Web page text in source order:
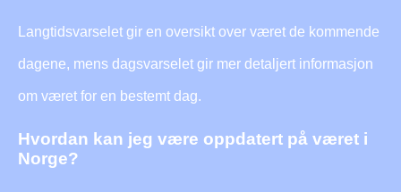
Langtidsvarselet gir en oversikt over været de kommende
dagene, mens dagsvarselet gir mer detaljert informasjon
om været for en bestemt dag.
Hvordan kan jeg være oppdatert på været i
Norge?